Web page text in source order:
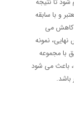
و با سابقه
کاهش می
نمونه
با مجموعه
باعث می شود
باشد.